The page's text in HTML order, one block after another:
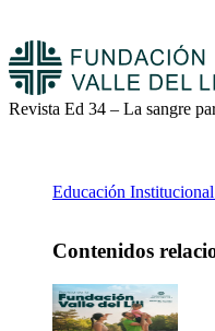
Revista Ed 34 – La sangre
Educación Institucional
Contenidos